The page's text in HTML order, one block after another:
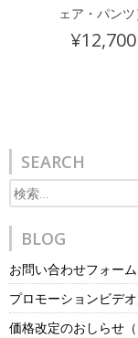
ェア・パンツ
¥12,700
SEARCH
検
索:
BLOG
お問い合わせフォー
プロモーションビデ
価格改定のおしらせ